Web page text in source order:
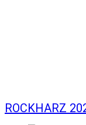
ROCKHARZ